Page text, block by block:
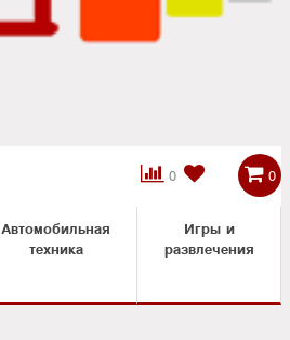
0

 0
Автомобильная
техника
Игры и
развлечения